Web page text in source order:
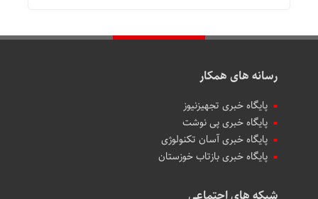
رسانه های همکار
پایگاه خبری تجهیزنیوز
پایگاه خبری پی نوشت
پایگاه خبری آسان تکنولوژی
پایگاه خبری بازتاب خوزستان